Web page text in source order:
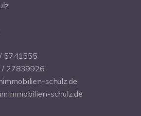
5741555
/ 27839926
schulz.de
schulz.de